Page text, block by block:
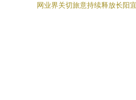
网业界关切旅意持续释放长阳